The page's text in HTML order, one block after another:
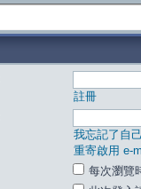
註冊
我忘記了自
重寄啟用 e-
每次瀏覽